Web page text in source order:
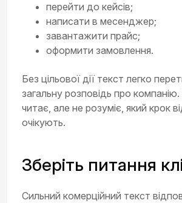
перейти до кейсів;
написати в месенджер;
завантажити прайс;
оформити замовлення.
Без цільової дії текст легко
загальну розповідь про
читає, але не розуміє, який крок
очікують.
Зберіть питання
Сильний комерційний текст